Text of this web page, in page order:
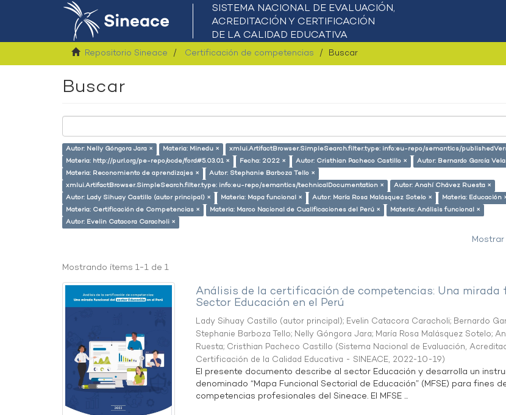
Repositorio Sineace Certificación de competencias Buscar
Buscar
Autor: Nelly Góngora Jara × Materia: Minedu ×
xmlui.ArtifactBrowser.SimpleSearch.filter.type: info:eu-repo/semantics/
Materia: http://purl.org/pe-repo/ocde/ford#5.03.01 ×
Fecha: 2022 × Autor: Cristhian Pacheco Castillo ×
Autor: Bernardo García
Materia: Reconomiento de aprendizajes ×
Autor: Stephanie Barboza Tello ×
xmlui.ArtifactBrowser.SimpleSearch.filter.type: info:eu-repo/semantics/technicalDocumentation ×
Autor: Anahí Chávez Ruesta ×
Autor: Lady Sihuay Castillo (autor principal) ×
Materia: Mapa funcional × Autor: María Rosa Malásquez Sotelo ×
Materia: Educación
Materia: Certificación de Competencias ×
Materia: Marco Nacional de Cualificaciones del Perú ×
Materia: Análisis funcional ×
Autor: Evelin Catacora Caracholi ×
Mostrando ítems 1-1 de 1
Análisis de la certificación de competencias: Una mirada
Sector Educación en el Perú
Lady Sihuay Castillo (autor principal); Evelin Catacora Caracholi; Bernardo
Stephanie Barboza Tello; Nelly Góngora Jara; María Rosa Malásquez Sotelo;
Ruesta; Cristhian Pacheco Castillo (Sistema Nacional de Evaluación,
Certificación de la Calidad Educativa - SINEACE, 2022-10-19)
El presente documento describe al sector Educación y desarrolla un
denominado “Mapa Funcional Sectorial de Educación” (MFSE) para fines
competencias profesionales del Sineace. El MFSE ...